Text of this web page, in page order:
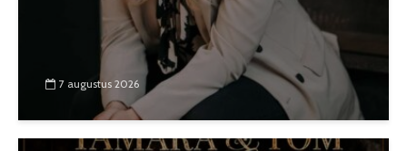
7 augustus 2026